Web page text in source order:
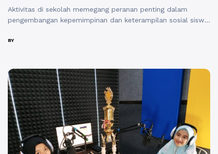
Aktivitas di sekolah memegang peranan penting dalam
pengembangan kepemimpinan dan keterampilan sosial siswa.
Organisasi Siswa Intra Sekolah (OSIS) dan Majelis Perwakilan
terkemuka di Indonesia, yaitu Boarding School Al Masoem
Bandung, menawarkan ...Baca Selengkapnya
BY